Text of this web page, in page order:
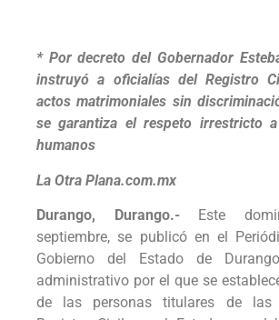
* Por decreto del Gobernador
instruyó a oficialías del Registro
actos matrimoniales sin
se garantiza el respeto irrestricto
humanos
La Otra Plana.com.mx
Durango, Durango.-Este
septiembre, se publicó en el
Gobierno del Estado de
administrativo por el que se
de las personas titulares de las